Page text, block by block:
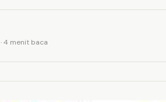
· 4 menit baca